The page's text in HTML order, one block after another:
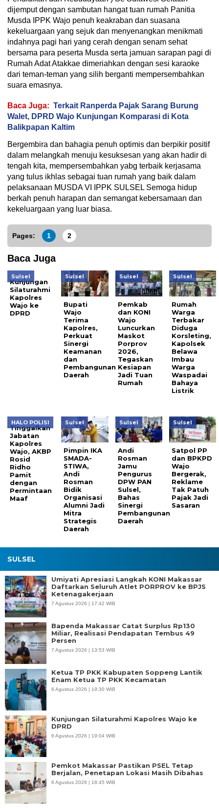
dijemput dengan sambutan hangat tuan rumah Panitia
Musda IPPK Wajo penuh keakraban dan suasana
kekeluargaan yang sejuk dan menyenangkan menikmati
indahnya pagi hari yang cerah dengan senam sehat
bersama para peserta Musda serta jamuan sarapan pagi di
Rumah Adat Atakkae dimeriahkan dengan sesi karaoke
dari teman-teman yang silih berganti mempersembahkan
suara emasnya.
Baca Juga: Terkait Ranperda Pajak Sarang Burung
Walet, DPRD Wajo Kunjungan Komparasi di Kota
Balikpapan Kaltim
Bergembira dan bahagia penuh optimis dan berpikir positif
dalam melangkah menuju kesuksesan yang akan hadir di
tengah kita, mempersembahkan yabg terbaik kerjasama
yang tulus ikhlas sebagai tuan rumah yang baik dalam
pelaksanaan MUSDA VI IPPK SULSEL Semoga hidup
berkah penuh harapan dan semangat kebersamaan dan
kekeluargaan yang luar biasa.
Pages: 1 2
Baca Juga
Sulsel
Kunjungan
Silaturahmi
Kapolres
Wajo ke
DPRD
Sulsel
Bupati
Wajo
Terima
Kapolres,
Perkuat
Sinergi
Keamanan
dan
Pembangunan
Daerah
Sulsel
Pemkab
dan KONI
Wajo
Luncurkan
Maskot
Porprov
2026,
Tegaskan
Kesiapan
Jadi Tuan
Rumah
Sulsel
Rumah
Warga
Terbakar
Diduga
Korsleting,
Kapolsek
Belawa
Imbau
Warga
Waspadai
Bahaya
Listrik
HALO POLISI
Tinggalkan
Jabatan
Kapolres
Wajo, AKBP
Rosid
Ridho
Pamit
dengan
Permintaan
Maaf
Sulsel
Pimpin IKA
SMADA-
STIWA,
Andi
Rosman
Bidik
Organisasi
Alumni Jadi
Mitra
Strategis
Daerah
Sulsel
Andi
Rosman
Jamu
Pengurus
DPW PAN
Sulsel,
Bahas
Sinergi
Pembangunan
Daerah
Sulsel
Satpol PP
dan BPKPD
Wajo
Bergerak,
Reklame
Tak Patuh
Pajak Jadi
Sasaran
SULSEL
Umiyati Apresiasi Langkah KONI Makassar
Daftarkan Seluruh Atlet PORPROV ke BPJS
Ketenagakerjaan
7 Agustus 2026 | 17:42 WIB
Bapenda Makassar Catat Surplus Rp130
Miliar, Realisasi Pendapatan Tembus 49
Persen
7 Agustus 2026 | 13:53 WIB
Ketua TP PKK Kabupaten Soppeng Lantik
Enam Ketua TP PKK Kecamatan
6 Agustus 2026 | 19:30 WIB
Kunjungan Silaturahmi Kapolres Wajo ke
DPRD
6 Agustus 2026 | 19:04 WIB
Pemkot Makassar Pastikan PSEL Tetap
Berjalan, Penetapan Lokasi Masih Dibahas
6 Agustus 2026 | 18:45 WIB